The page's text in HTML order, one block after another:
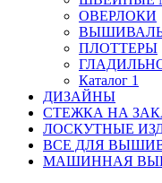
ОВЕРЛОКИ
ПЛОТТЕРЫ
Каталог 1
ДИЗАЙНЫ
СТЕЖКА НА
ЛОСКУТНЫЕ
ВСЕ ДЛЯ
МАШИННАЯ